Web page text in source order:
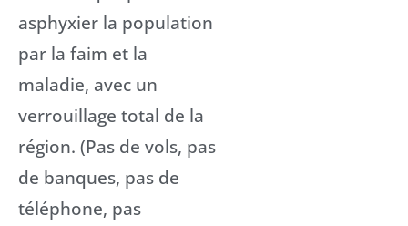
asphyxier la population
par la faim et la
maladie, avec un
verrouillage total de la
région. (Pas de vols, pas
de banques, pas de
téléphone, pas